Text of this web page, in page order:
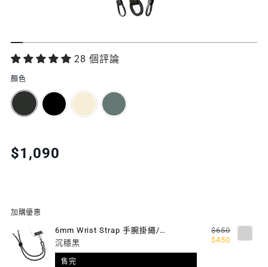
功
能
特
28 個評論
Translation
missing:
$1,090
顏色
加購優惠
6mm Wrist Strap 手腕掛繩/掛繩片組 (相容 iOS / Android 手機殼)
沉穩黑
售完
$650
$450